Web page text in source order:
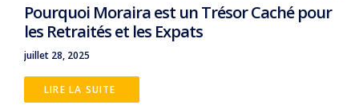
Pourquoi Moraira est un Trésor Caché pour
les Retraités et les Expats
juillet 28, 2025
LIRE LA SUITE